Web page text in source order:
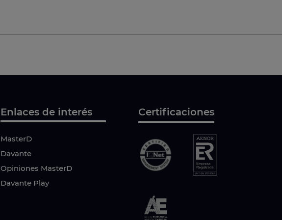
Enlaces de interés
MasterD
Davante
Opiniones MasterD
Davante Play
Certificaciones